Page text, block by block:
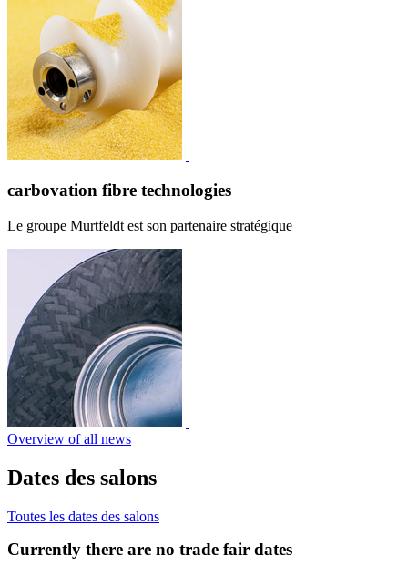
carbovation fibre technologies
Le groupe Murtfeldt est son partenaire stratégique
Overview of all news
Dates des salons
Toutes les dates des salons
Currently there are no trade fair dates